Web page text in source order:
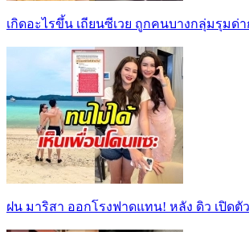
เกิดอะไรขึ้น เถียนซีเวย ถูกคนบางกลุ่มรุมด่
ฝน มาริสา ออกโรงฟาดแทน! หลัง ดิว เปิดตั